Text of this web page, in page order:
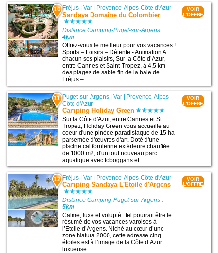
10 Fréjus |Var | Provence-Alpes-Côte d'Azur
Sandaya Domaine du Colombier
Distance Camping-Puget-sur-Argens :
4km
Offrez-vous le meilleur pour vos vacances !
Sports – Loisirs – Détente - Animation A
chacun ses plaisirs, Sur la Côte d’Azur,
entre Cannes et Saint-Tropez, à 4,5 km
des plages de sable fin de la baie de
Fréjus – ...
VOIR
L'OFFRE
11 Puget-sur-Argens |Var | Provence-Alpes-
Côte d'Azur
Camping Holiday Green
Sur la Côte d'Azur, entre Cannes et St
Tropez, Holiday Green vous accueille au
coeur d'une pinède paradisiaque de 15 ha
parsemée d'œuvres d'art. Doté d'une
piscine californienne extérieure chauffée
de 1000 m2, d'un tout nouveau parc
aquatique avec toboggans et ...
VOIR
L'OFFRE
12 Fréjus |Var Provence-Alpes-Côte d'Azur
Camping Sandaya L'Etoile d'Argens
Distance Camping-Puget-sur-Argens :
5km
Calme, luxe et volupté : tel pourrait être le
résumé de vos vacances varoises à
l’Etoile d’Argens. Niché au cœur d’une
zone Natura 2000, cette adresse cinq
étoiles est à l’image de la Côte d’Azur :
luxueuse ...
VOIR
L'OFFRE